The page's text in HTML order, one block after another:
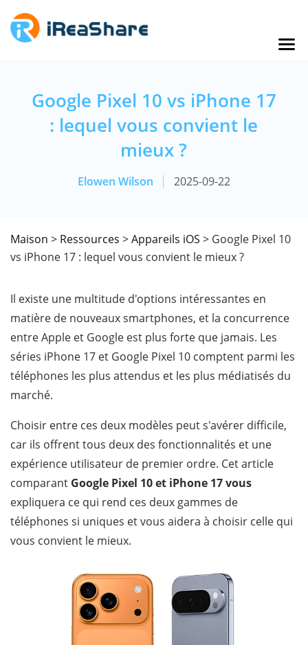
Google Pixel 10 vs iPhone 17
: lequel vous convient le
mieux ?
Elowen Wilson 2025-09-22
Maison > Ressources >Appareils iOS > Google Pixel 10
vs iPhone 17 : lequel vous convient le mieux ?
Il existe une multitude d'options intéressantes en
matière de nouveaux smartphones, et la concurrence
entre Apple et Google est plus forte que jamais. Les
séries iPhone 17 et Google Pixel 10 comptent parmi les
téléphones les plus attendus et les plus médiatisés du
marché.
Choisir entre ces deux modèles peut s'avérer difficile,
car ils offrent tous deux des fonctionnalités et une
expérience utilisateur de premier ordre. Cet article
comparant Google Pixel 10 et iPhone 17 vous
expliquera ce qui rend ces deux gammes de
téléphones si uniques et vous aidera à choisir celle qui
vous convient le mieux.